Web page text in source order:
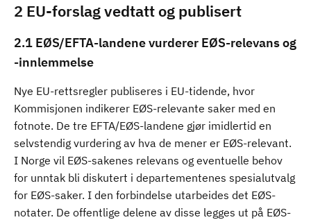
2 EU-forslag vedtatt og publisert
2.1 EØS/EFTA-landene vurderer EØS-relevans og
-innlemmelse
Nye EU-rettsregler publiseres i EU-tidende, hvor
Kommisjonen indikerer EØS-relevante saker med en
fotnote. De tre EFTA/EØS-landene gjør imidlertid en
selvstendig vurdering av hva de mener er EØS-relevant.
I Norge vil EØS-sakenes relevans og eventuelle behov
for unntak bli diskutert i departementenes spesialutvalg
for EØS-saker. I den forbindelse utarbeides det EØS-
notater. De offentlige delene av disse legges ut på EØS-